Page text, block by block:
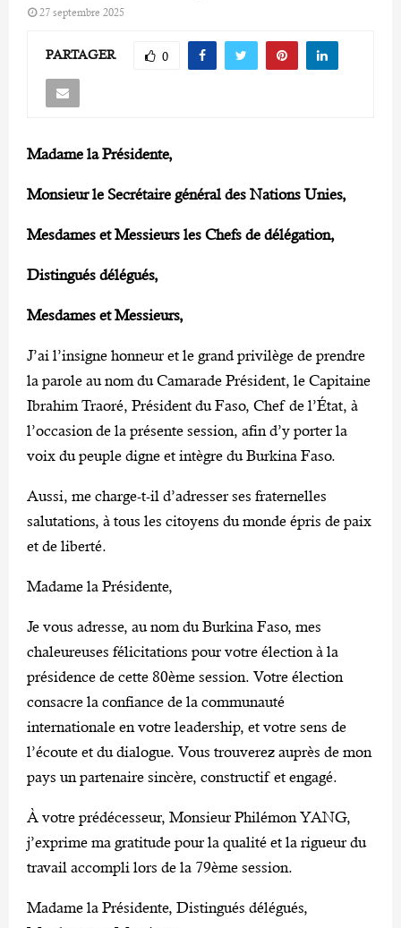
27 septembre 2025
PARTAGER 0
Madame la Présidente,
Monsieur le Secrétaire général des Nations Unies,
Mesdames et Messieurs les Chefs de délégation,
Distingués délégués,
Mesdames et Messieurs,
J’ai l’insigne honneur et le grand privilège de prendre
la parole au nom du Camarade Président, le Capitaine
Ibrahim Traoré, Président du Faso, Chef de l’État, à
l’occasion de la présente session, afin d’y porter la
voix du peuple digne et intègre du Burkina Faso.
Aussi, me charge-t-il d’adresser ses fraternelles
salutations, à tous les citoyens du monde épris de paix
et de liberté.
Madame la Présidente,
Je vous adresse, au nom du Burkina Faso, mes
chaleureuses félicitations pour votre élection à la
présidence de cette 80ème session. Votre élection
consacre la confiance de la communauté
internationale en votre leadership, et votre sens de
l’écoute et du dialogue. Vous trouverez auprès de mon
pays un partenaire sincère, constructif et engagé.
À votre prédécesseur, Monsieur Philémon YANG,
j’exprime ma gratitude pour la qualité et la rigueur du
travail accompli lors de la 79ème session.
Madame la Présidente, Distingués délégués,